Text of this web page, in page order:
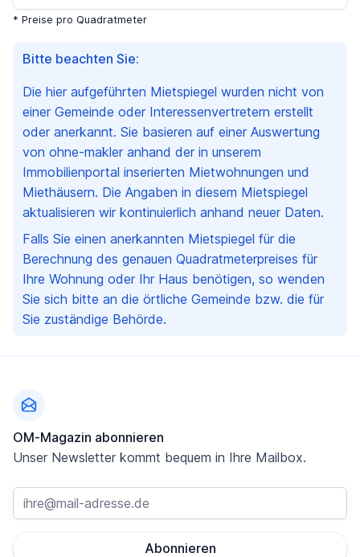
Bitte beachten Sie:
Die hier aufgeführten Mietspiegel wurden nicht von
einer Gemeinde oder Interessenvertretern erstellt
oder anerkannt. Sie basieren auf einer Auswertung
von ohne-makler anhand der in unserem
Immobilienportal inserierten Mietwohnungen und
Miethäusern. Die Angaben in diesem Mietspiegel
aktualisieren wir kontinuierlich anhand neuer Daten.
Falls Sie einen anerkannten Mietspiegel für die
Berechnung des genauen Quadratmeterpreises für
Ihre Wohnung oder Ihr Haus benötigen, so wenden
Sie sich bitte an die örtliche Gemeinde bzw. die für
Sie zuständige Behörde.
* Preise pro Quadratmeter
OM-Magazin abonnieren
Unser Newsletter kommt bequem in Ihre Mailbox.
Abonnieren